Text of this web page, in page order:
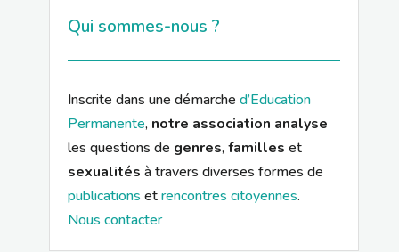
Qui sommes-nous ?
Inscrite dans une démarche d’Education
Permanente, notre association analyse
les questions de genres,familles et
sexualités à travers diverses formes de
publications etrencontres citoyennes.
Nous contacter